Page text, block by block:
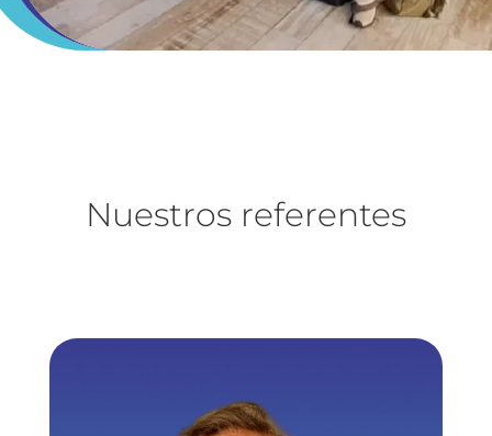
Nuestros referentes